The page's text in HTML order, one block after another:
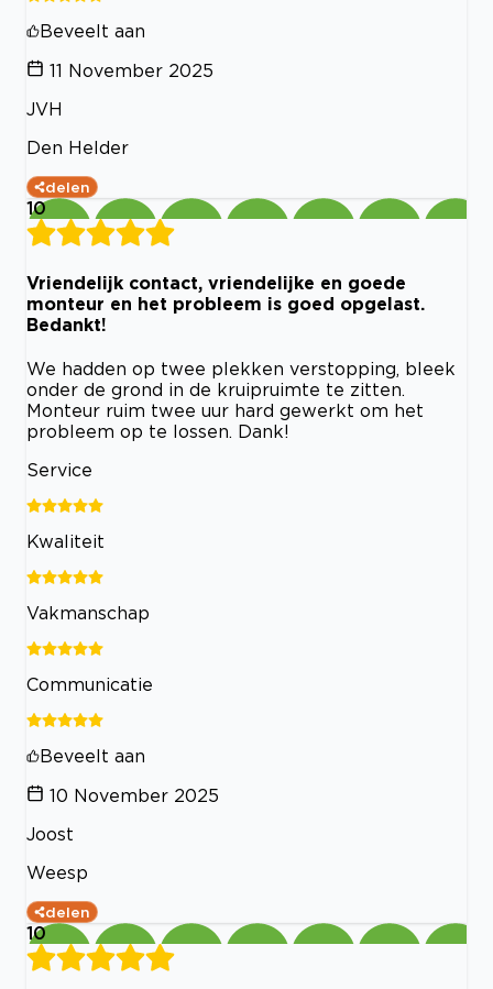
Beveelt aan
11 November 2025
JVH
Den Helder
delen
10
Vriendelijk contact, vriendelijke en goede
monteur en het probleem is goed opgelast.
Bedankt!
We hadden op twee plekken verstopping, bleek
onder de grond in de kruipruimte te zitten.
Monteur ruim twee uur hard gewerkt om het
probleem op te lossen. Dank!
Service
Kwaliteit
Vakmanschap
Communicatie
Beveelt aan
10 November 2025
Joost
Weesp
delen
10